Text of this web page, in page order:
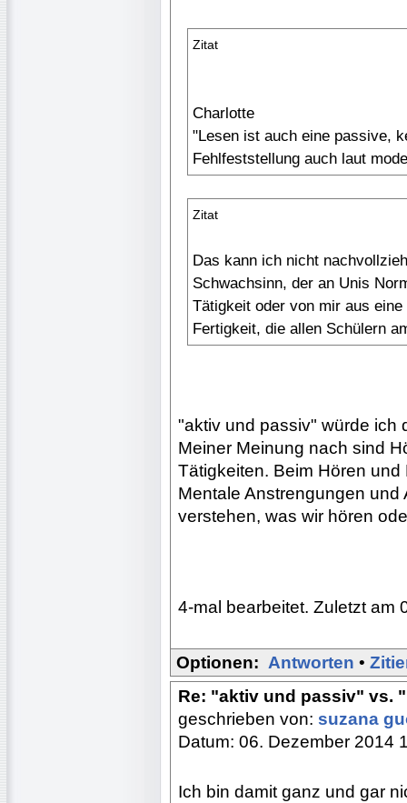
Zitat
Charlotte
"Lesen ist auch eine passive,
Fehlfeststellung auch laut
Zitat
Das kann ich nicht
Schwachsinn, der an Unis
Tätigkeit oder von mir aus
Fertigkeit, die allen Schülern
"aktiv und passiv" würde ich
Meiner Meinung nach sind
Tätigkeiten. Beim Hören
Mentale Anstrengungen und
verstehen, was wir hören
4-mal bearbeitet. Zuletzt am
Optionen: Antworten •
Re: "aktiv und passiv" vs.
geschrieben von: suzana
Datum: 06. Dezember 2014
Ich bin damit ganz und gar